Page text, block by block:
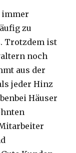
immer
zu
Trotzdem ist
noch
aus der
jeder Hinz
Häuser